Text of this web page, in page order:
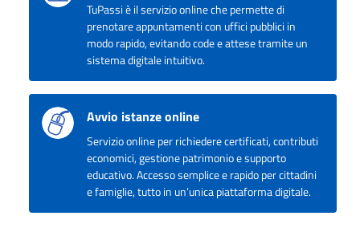
TuPassi è il servizio online che permette di
prenotare appuntamenti con uffici pubblici in
modo rapido, evitando code e attese tramite un
sistema digitale intuitivo.
Avvio istanze online
Servizio online per richiedere certificati, contributi
economici, gestione patrimonio e supporto
educativo. Accesso semplice e rapido per cittadini
e famiglie, tutto in un’unica piattaforma digitale.